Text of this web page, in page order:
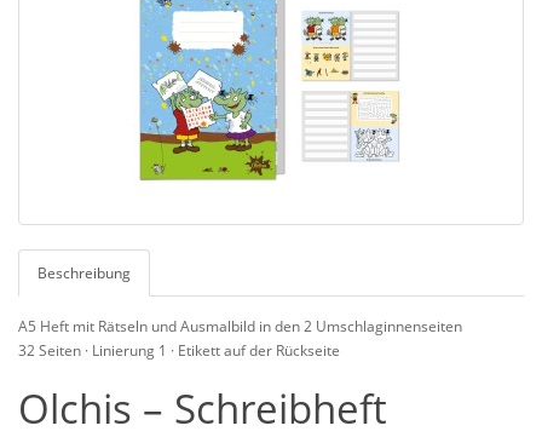
Beschreibung
A5 Heft mit Rätseln und Ausmalbild in den 2 Umschlaginnenseiten
32 Seiten · Linierung 1 · Etikett auf der Rückseite
Olchis – Schreibheft